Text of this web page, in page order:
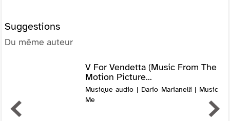
Suggestions
Du même auteur
V For Vendetta (Music From The
Motion Picture...
Musique audio | Dario Marianelli | Music
Me